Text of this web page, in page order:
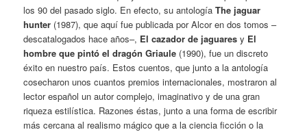
los 90 del pasado siglo. En efecto, su antologíaThe jaguar
hunter (1987), que aquí fue publicada por Alcor en dos tomos –
descatalogados hace años–, El cazador de jaguares y El
hombre que pintó el dragón Griaule (1990), fue un discreto
éxito en nuestro país. Estos cuentos, que junto a la antología
cosecharon unos cuantos premios internacionales, mostraron al
lector español un autor complejo, imaginativo y de una gran
riqueza estilística. Razones éstas, junto a una forma de escribir
más cercana al realismo mágico que a la ciencia ficción o la